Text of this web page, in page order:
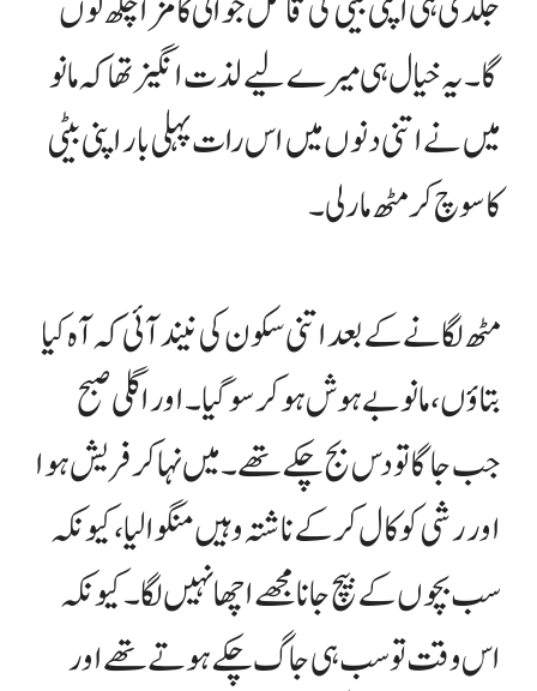
گا۔ یہ خیال ہی میرے لیے لذت انگیز تھا کہ مانو
میں نے اتنی دنوں میں اس رات پہلی بار اپنی بیٹی
کا سوچ کر مٹھ مار لی۔
مٹھ لگانے کے بعد اتنی سکون کی نیند آئی کہ آہ کیا
بتاؤں، مانو بے ہوش ہو کر سو گیا۔ اور اگلی صبح
جب جاگا تو دس بج چکے تھے۔ میں نہا کر فریش ہوا
اور رشی کو کال کر کے ناشتہ وہیں منگوا لیا، کیونکہ
سب بچوں کے بیچ جانا مجھے اچھا نہیں لگا۔ کیونکہ
اس وقت تو سب ہی جاگ چکے ہوتے تھے اور